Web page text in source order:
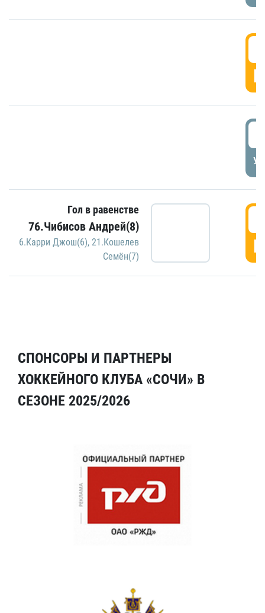
Гол в равенстве
76.Чибисов Андрей(8)
6.Карри Джош(6), 21.Кошелев
Семён(7)
СПОНСОРЫ И ПАРТНЕРЫ
ХОККЕЙНОГО КЛУБА «СОЧИ» В
СЕЗОНЕ 2025/2026